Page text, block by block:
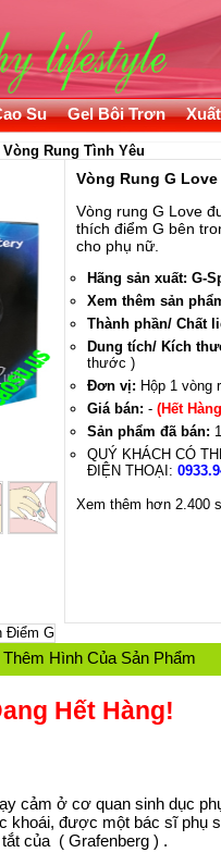
Su Gel Bôi Trơn
Vòng Rung Tình Yêu
Vòng Rung G
Vòng rung G Love
thích điểm G bên
cho phụ nữ.
Hãng sản xuất: G-
Xem thêm sản
Thành phần/ Chất
Dung tích/ Kích
thước )
Đơn vị: Hộp 1 vòng
Giá bán: - (Hết
Sản phẩm đã bán:
QUÝ KHÁCH CÓ
ĐIỆN THOẠI:
Xem thêm hơn 2.400
Hình Của Sản Phẩm
Hết Hàng!
cảm ở cơ quan sinh dục
khoái, được một bác sĩ phụ
của ( Grafenberg ) .